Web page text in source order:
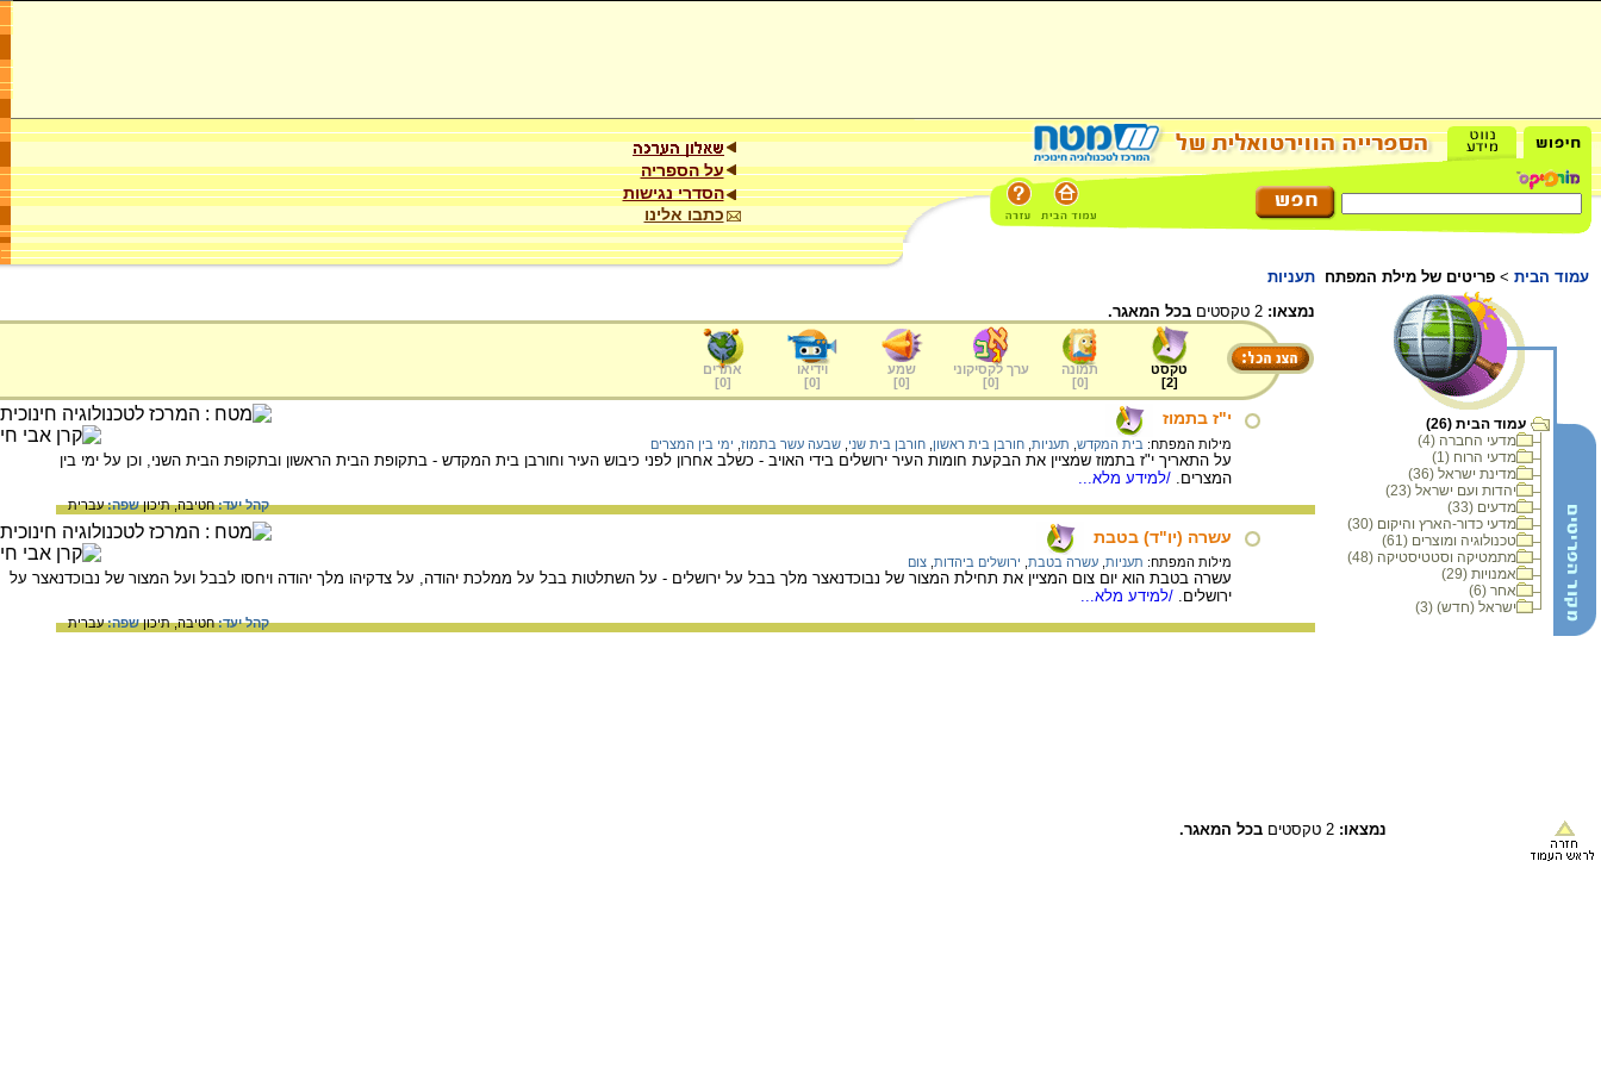
על הספריה
הסדרי נגישות
כתבו אלינו
עמוד הבית > פריטים של מילת המפתח תעניות
עמוד הבית (26)
מדעי החברה (4)
מדעי הרוח (1)
מדינת ישראל (36)
יהדות ועם ישראל (23)
מדעים (33)
מדעי כדור-הארץ והיקום (30)
טכנולוגיה ומוצרים (61)
מתמטיקה וסטטיסטיקה (48)
אמנויות (29)
אחר (6)
ישראל (חדש) (3)
נמצאו: בכל המאגר.
טקסט
[
2
]
תמונה
[
0
]
ערך לקסיקוני
[
0
]
שמע
[
0
]
וידיאו
[
0
]
אתרים
[
0
]
י"ז בתמוז
מילות המפתח: בית המקדש תעניות חורבן בית ראשון חורבן בית שני שבעה עשר בתמוז ימי בין המצרים
על התאריך י"ז בתמוז שמציין את הבקעת חומות העיר ירושלים בידי האויב - כשלב אחרון לפני כיבוש העיר וחורבן בית המקדש - בתקופת הבית הראשון ובתקופת הבית השני, וכן על ימי בין
המצרים. /למידע מלא...
קהל יעד:חטיבה,תיכוןשפה:עברית
עשרה (יו"ד) בטבת
מילות המפתח: תעניות עשרה בטבת ירושלים ביהדות צום
עשרה בטבת הוא יום צום המציין את תחילת המצור של נבוכדנאצר מלך בבל על ירושלים - על השתלטות בבל על ממלכת יהודה, על צדקיהו מלך יהודה ויחסו לבבל ועל המצור של נבוכדנאצר על
ירושלים. /למידע מלא...
קהל יעד:חטיבה,תיכוןשפה:עברית
נמצאו: בכל המאגר.